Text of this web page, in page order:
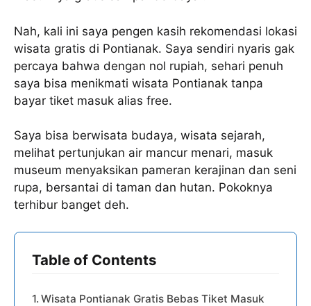
Nah, kali ini saya pengen kasih rekomendasi lokasi
wisata gratis di Pontianak. Saya sendiri nyaris gak
percaya bahwa dengan nol rupiah, sehari penuh
saya bisa menikmati wisata Pontianak tanpa
bayar tiket masuk alias free.
Saya bisa berwisata budaya, wisata sejarah,
melihat pertunjukan air mancur menari, masuk
museum menyaksikan pameran kerajinan dan seni
rupa, bersantai di taman dan hutan. Pokoknya
terhibur banget deh.
Table of Contents
Wisata Pontianak Gratis Bebas Tiket Masuk